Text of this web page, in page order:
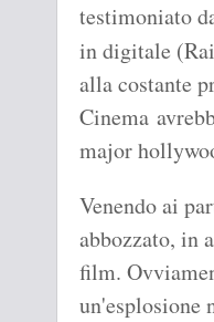
testimoniato
in digitale
alla costante
Cinema
major
Venendo ai
abbozzato, in
film.
un'esplosione